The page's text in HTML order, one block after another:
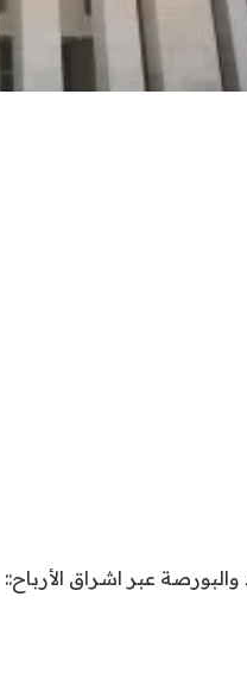
والبورصة عبر اشراق الأرباح::